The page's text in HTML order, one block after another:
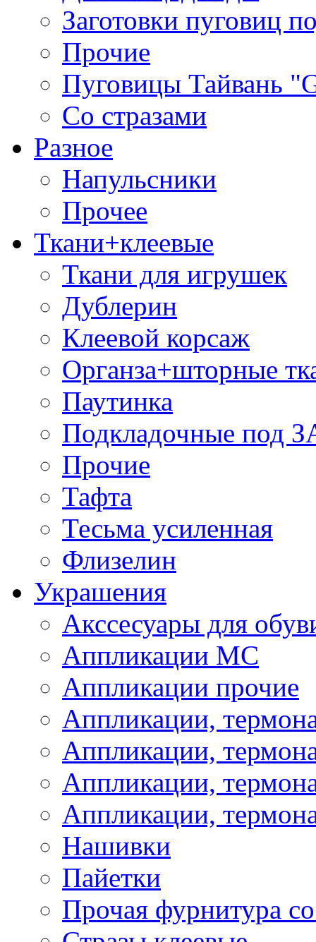
Заготовки пуговиц
Прочие
Пуговицы Тайвань
Со стразами
Разное
Напульсники
Прочее
Ткани+клеевые
Ткани для игрушек
Дублерин
Клеевой корсаж
Органза+шторные
Паутинка
Подкладочные под
Прочие
Тафта
Тесьма усиленная
Флизелин
Украшения
Акссесуары для
Аппликации МС
Аппликации прочие
Аппликации,
Аппликации,
Аппликации,
Аппликации,
Нашивки
Пайетки
Прочая фурнитура